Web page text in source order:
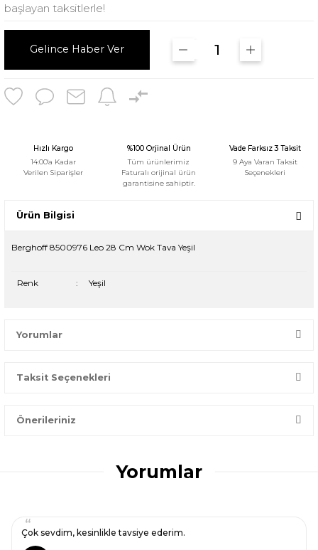
başlayan taksitlerle!
Gelince Haber Ver
Hızlı Kargo
14:00'a Kadar
Verilen Siparişler
%100 Orjinal Ürün
Tüm ürünlerimiz
Faturalı orijinal ürün
garantisine sahiptir.
Vade Farksız 3 Taksit
9 Aya Varan Taksit
Seçenekleri
Ürün Bilgisi
Berghoff 8500976 Leo 28 Cm Wok Tava Yeşil
Renk : Yeşil
Yorumlar
Taksit Seçenekleri
Önerileriniz
konularda yetersiz gördüğünüz noktaları öneri formunu
kullanarak tarafımıza iletebilirsiniz.
Ürün resmi kalitesiz, bozuk veya görüntülenemiyor.
Ürün açıklamasında eksik bilgiler bulunuyor.
Yorumlar
Çok sevdim, kesinlikle tavsiye ederim.